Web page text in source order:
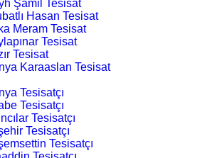
Şamil Tesisat
Hasan Tesisat
Meram Tesisat
Tesisat
Tesisat
Karaaslan Tesisat
Tesisatçı
Tesisatçı
Tesisatçı
Tesisatçı
Tesisatçı